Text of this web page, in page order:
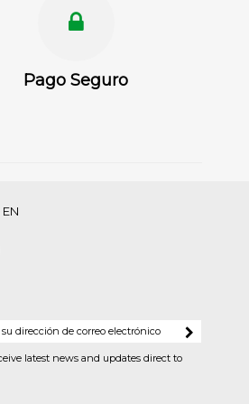
Pago Seguro
latest news and updates direct to